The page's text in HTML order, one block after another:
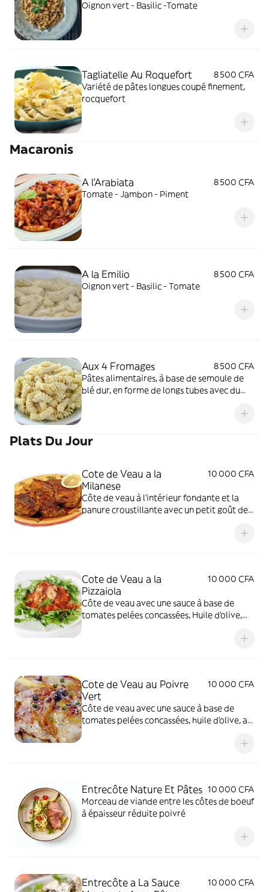
Oignon vert - Basilic -Tomate
Tagliatelle Au Roquefort
8 500 CFA
Variété de pâtes longues coupé finement,
rocquefort
Macaronis
A l'Arabiata
8 500 CFA
Tomate - Jambon - Piment
A la Emilio
8 500 CFA
Oignon vert - Basilic - Tomate
Aux 4 Fromages
8 500 CFA
Pâtes alimentaires, à base de semoule de
blé dur, en forme de longs tubes avec du
Plats Du Jour
Cote de Veau a la
Milanese
10 000 CFA
Côte de veau à l'intérieur fondante et la
panure croustillante avec un petit goût de
Cote de Veau a la
Pizzaiola
10 000 CFA
Côte de veau avec une sauce à base de
tomates pelées concassées, Huile d'olive,
Cote de Veau au Poivre
Vert
10 000 CFA
Côte de veau avec une sauce à base de
tomates pelées concassées, huile d'olive, ail,
Entrecôte Nature Et Pâtes 10 000 CFA
Morceau de viande entre les côtes de boeuf
à épaisseur réduite poivré
Entrecôte a La Sauce
10 000 CFA